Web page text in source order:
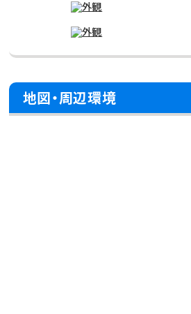
地図・周辺環境